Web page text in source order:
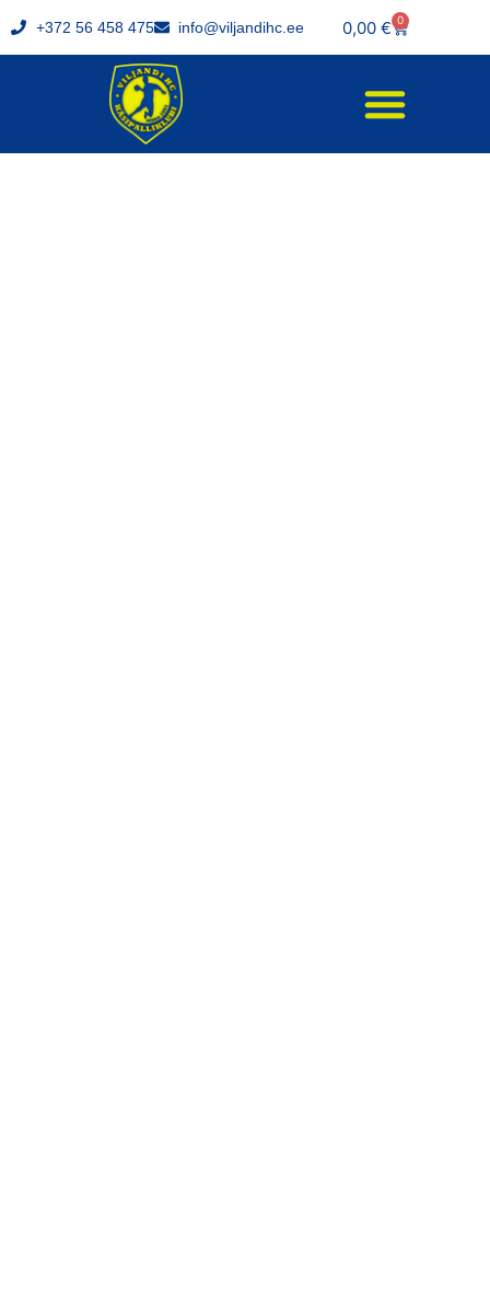
+372 56 458 475 info@viljandihc.ee 0,00 € 0